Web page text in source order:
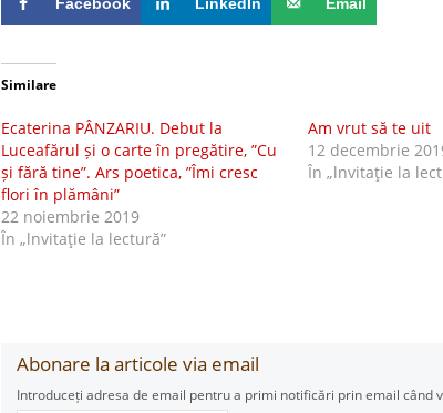
Similare
Ecaterina PÂNZARIU. Debut la
Luceafărul și o carte în pregătire, ”Cu
și fără tine”. Ars poetica, ”Îmi cresc
flori în plămâni”
22 noiembrie 2019
În „lnvitaţie la lectură”
Am vrut să te uit
12 decembrie
În „lnvitaţie la
Abonare la articole via email
Introduceți adresa de email pentru a primi notificări prin email când